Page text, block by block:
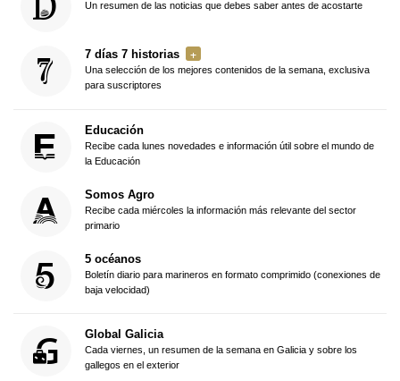
Un resumen de las noticias que debes saber antes de acostarte
7 días 7 historias
Una selección de los mejores contenidos de la semana, exclusiva
para suscriptores
Educación
Recibe cada lunes novedades e información útil sobre el mundo de
la Educación
Somos Agro
Recibe cada miércoles la información más relevante del sector
primario
5 océanos
Boletín diario para marineros en formato comprimido (conexiones de
baja velocidad)
Global Galicia
Cada viernes, un resumen de la semana en Galicia y sobre los
gallegos en el exterior